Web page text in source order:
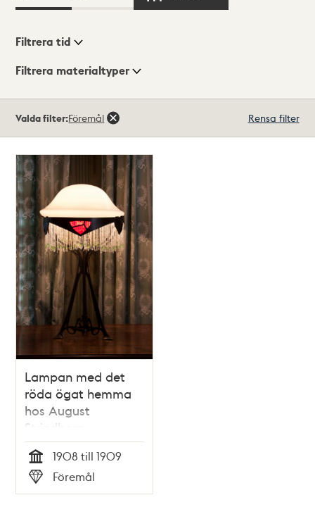
Visningsläge
Filtrera tid
Filtrera materialtyper
träffar
Valda filter:Föremål Rensa filter
Lampan med det
röda ögat hemma
hos August
Strindberg
Tid
1908 till 1909
Typ
Föremål